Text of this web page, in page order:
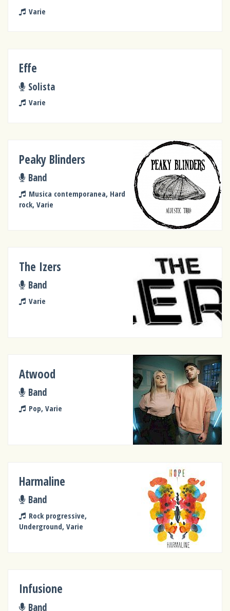
Varie
Effe
Solista
Varie
Peaky Blinders
Band
Musica contemporanea, Hard
rock, Varie
The Izers
Band
Varie
Atwood
Band
Pop, Varie
Harmaline
Band
Rock progressive,
Underground, Varie
Infusione
Band